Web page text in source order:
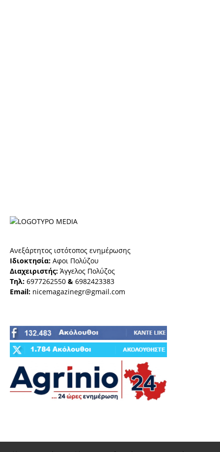
Ανεξάρτητος ιστότοπος ενημέρωσης
Ιδιοκτησία: Αφοι Πολύζου
Διαχειριστής: Άγγελος Πολύζος
Τηλ: 6977262550 & 6982423383
Email: nicemagazinegr@gmail.com